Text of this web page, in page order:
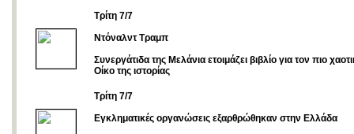
Τρίτη 7/7
Ντόναλντ Τραμπ
Συνεργάτιδα της Μελάνια ετοιμάζει βιβλίο για τον πιο
Οίκο της ιστορίας
Τρίτη 7/7
Εγκληματικές οργανώσεις εξαρθρώθηκαν στην Ελλάδα